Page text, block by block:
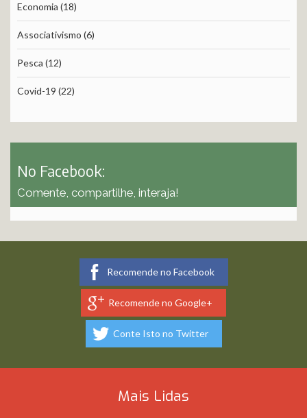
Economia (18)
Associativismo (6)
Pesca (12)
Covid-19 (22)
No Facebook:
Comente, compartilhe, interaja!
Recomende no Facebook
Recomende no Google+
Conte Isto no Twitter
Mais Lidas